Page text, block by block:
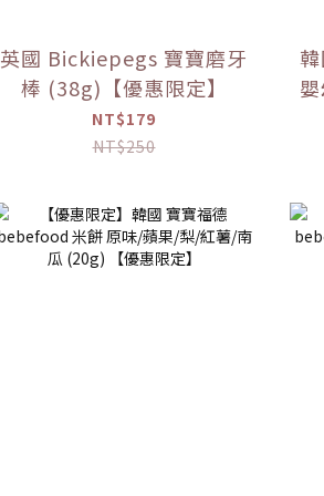
英國 Bickiepegs 寶寶磨牙
棒 (38g)【優惠限定】
NT$179
NT$250
嬰